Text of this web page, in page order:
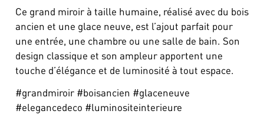
Ce grand miroir à taille humaine, réalisé avec du bois
ancien et une glace neuve, est l’ajout parfait pour
une entrée, une chambre ou une salle de bain. Son
design classique et son ampleur apportent une
touche d’élégance et de luminosité à tout espace.
#grandmiroir #boisancien #glaceneuve
#elegancedeco #luminositeinterieure